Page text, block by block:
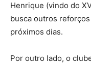
Henrique (vindo do
busca outros
próximos dias.
Por outro lado, o